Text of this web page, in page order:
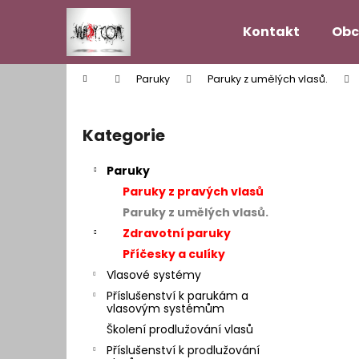
Kontakt
Domů Paruky Paruky z umělých vlasů.
Přeskočit
kategorie
Kategorie
Paruky
Paruky z pravých vlasů
Paruky z umělých vlasů.
Zdravotní paruky
Příčesky a culíky
Vlasové systémy
Příslušenství k parukám a
vlasovým systémům
Školení prodlužování vlasů
Příslušenství k prodlužování
í
Zpět
do
Zpět
do
VLASOVÝ SYSTÉM MODEL HOLLYWOOD